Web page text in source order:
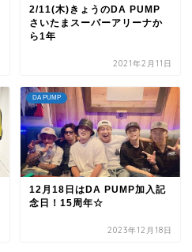
2/11(木)きょうのDA PUMP
さいたまスーパーアリーナか
ら1年
2021年2月11日
DA PUMP
12月18日はDA PUMP加入記
念日！15周年☆
2023年12月18日